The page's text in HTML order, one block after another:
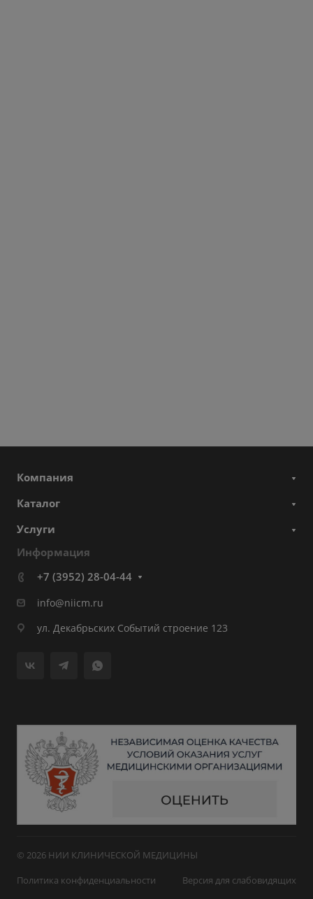
Компания
Каталог
Услуги
Информация
+7 (3952) 28-04-44
info@niicm.ru
ул. Декабрьских Событий строение 123
© 2026 НИИ КЛИНИЧЕСКОЙ МЕДИЦИНЫ
Политика конфиденциальности
Версия для слабовидящих